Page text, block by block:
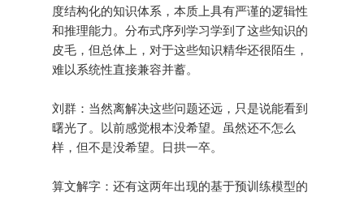
度结构化的知识体系，本质上具有严谨的逻辑性
和推理能力。分布式序列学习学到了这些知识的
皮毛，但总体上，对于这些知识精华还很陌生，
难以系统性直接兼容并蓄。
刘群：当然离解决这些问题还远，只是说能看到
曙光了。以前感觉根本没希望。虽然还不怎么
样，但不是没希望。日拱一卒。
算文解字：还有这两年出现的基于预训练模型的